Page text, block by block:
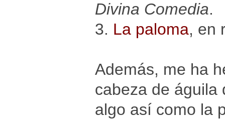
Divina Comedia.
3. La paloma, en
Además, me ha
cabeza de águila
algo así como la